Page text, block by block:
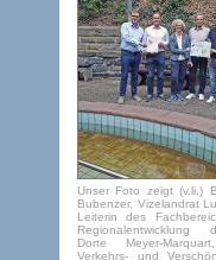
Unser Foto zeigt (v.li.)
Bubenzer, Vizelandrat
Leiterin des
Regionalentwicklung
Dorte Meyer-
Verkehrs- und